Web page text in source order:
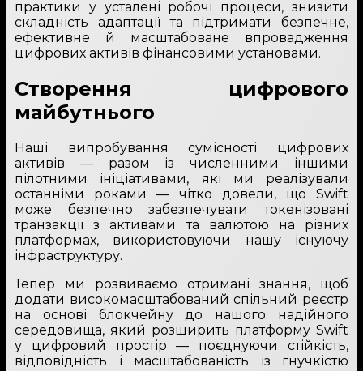
практики у усталені робочі процеси, знизити
складність адаптації та підтримати безпечне,
ефективне й масштабоване впровадження
цифрових активів фінансовими установами.
Створення цифрового
майбутнього
Наші випробування сумісності цифрових
активів — разом із численними іншими
пілотними ініціативами, які ми реалізували
останніми роками — чітко довели, що Swift
може безпечно забезпечувати токенізовані
транзакції з активами та валютою на різних
платформах, використовуючи нашу існуючу
інфраструктуру.
Тепер ми розвиваємо отримані знання, щоб
додати високомасштабований спільний реєстр
на основі блокчейну до нашого надійного
середовища, який розширить платформу Swift
у цифровий простір — поєднуючи стійкість,
відповідність і масштабованість із гнучкістю